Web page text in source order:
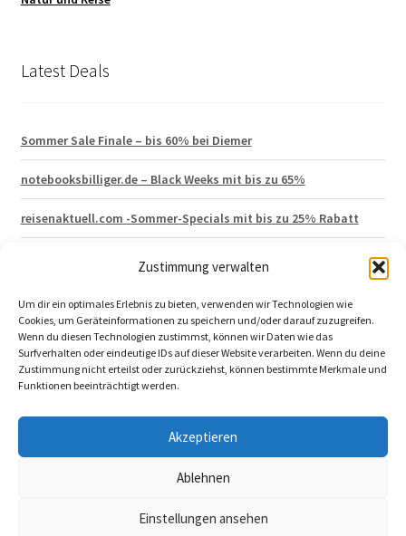
Zustimmung verwalten
Um dir ein optimales Erlebnis zu bieten, verwenden wir Technologien wie
Cookies, um Geräteinformationen zu speichern und/oder darauf zuzugreifen.
Wenn du diesen Technologien zustimmst, können wir Daten wie das
Surfverhalten oder eindeutige IDs auf dieser Website verarbeiten. Wenn du deine
Zustimmung nicht erteilst oder zurückziehst, können bestimmte Merkmale und
Funktionen beeinträchtigt werden.
Akzeptieren
Ablehnen
Einstellungen ansehen
Latest Deals
Sommer Sale Finale – bis 60% bei Diemer
notebooksbilliger.de – Black Weeks mit bis zu 65%
reisenaktuell.com -Sommer-Specials mit bis zu 25% Rabatt
© 2026 katalog-aktuell.de
Impressum|Datenschutzerklärung|
Katalogbestellung widerrufen